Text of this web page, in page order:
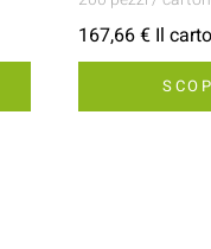
167,66 € Il